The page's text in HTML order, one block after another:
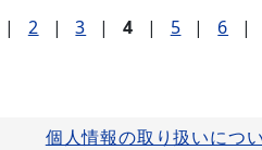
| 2 | 3 | 4 | 5 | 6 |
個人情報の取り扱いにつ